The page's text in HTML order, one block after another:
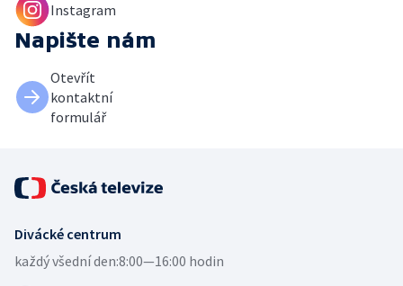
Instagram
Napište nám
Otevřít
kontaktní
formulář
Divácké centrum
každý všední den:8:00—16:00 hodin